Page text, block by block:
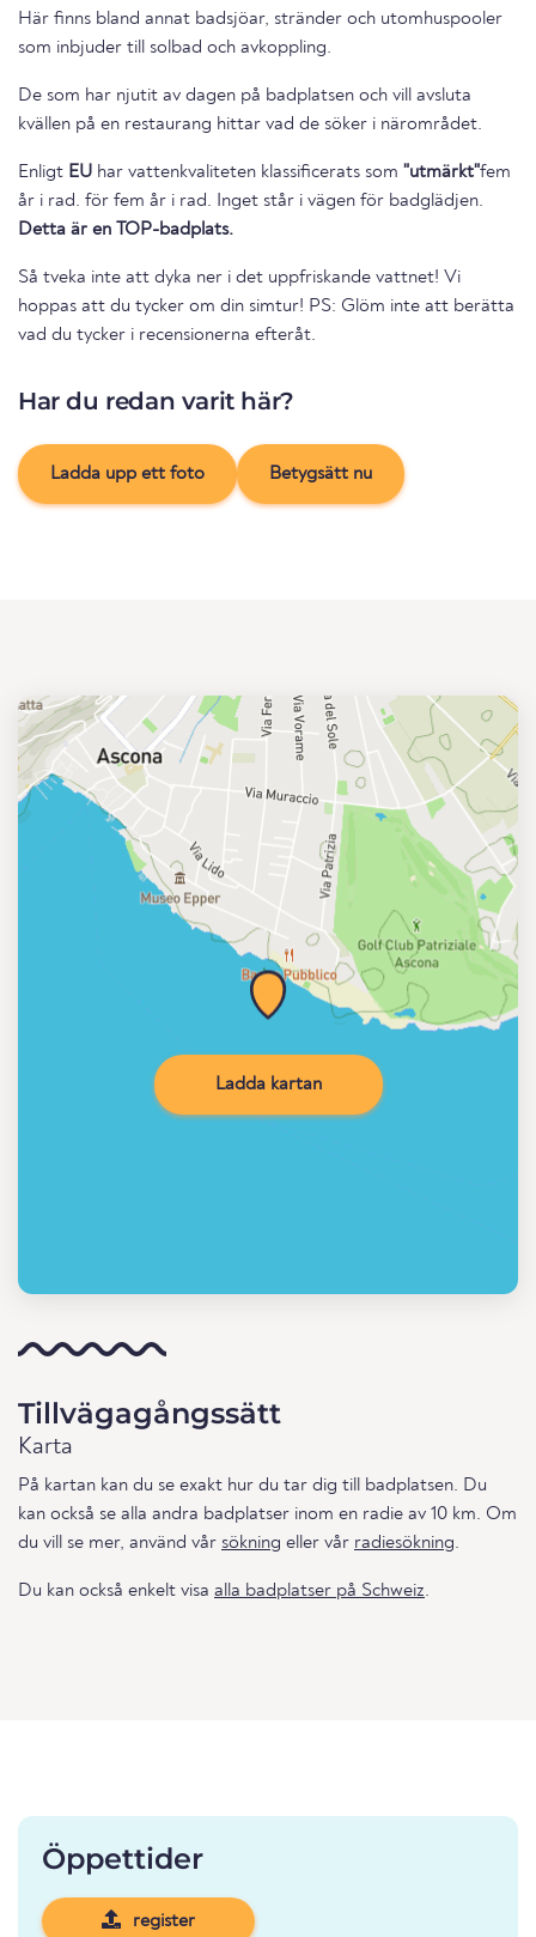
Här finns bland annat badsjöar, stränder och utomhuspooler
som inbjuder till solbad och avkoppling.
De som har njutit av dagen på badplatsen och vill avsluta
kvällen på en restaurang hittar vad de söker i närområdet.
Enligt EU har vattenkvaliteten klassificerats som "utmärkt"fem
år i rad. för fem år i rad. Inget står i vägen för badglädjen.
Detta är en TOP-badplats.
Så tveka inte att dyka ner i det uppfriskande vattnet! Vi
hoppas att du tycker om din simtur! PS: Glöm inte att berätta
vad du tycker i recensionerna efteråt.
Har du redan varit här?
Ladda upp ett foto Betygsätt nu
Ladda kartan
Tillvägagångssätt
Karta
På kartan kan du se exakt hur du tar dig till badplatsen. Du
kan också se alla andra badplatser inom en radie av 10 km. Om
du vill se mer, använd vår sökning eller vår radiesökning.
Du kan också enkelt visa alla badplatser på Schweiz.
Öppettider
register